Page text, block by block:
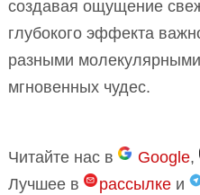
создавая ощущение
глубокого эффекта
разными
мгновенных чудес.
Читайте нас в Google,
Лучшее в
рассылке и